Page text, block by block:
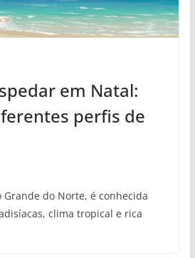
em Natal:
perfis de
do Norte, é conhecida
clima tropical e rica